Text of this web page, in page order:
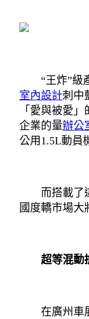
“王炸”級
室內設計刺中
「愛與被愛
企業的量辦公
公用1.5L動員
而搭載了這
國度轎市場大
超等混動
在廣州車展